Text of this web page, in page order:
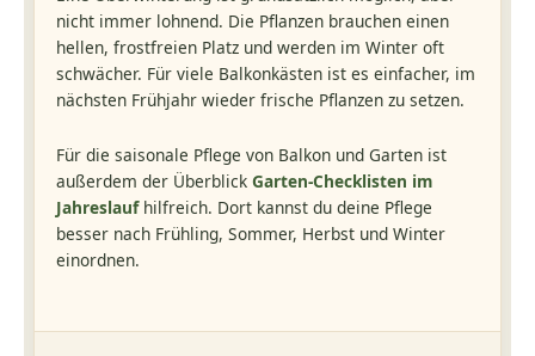
nicht immer lohnend. Die Pflanzen brauchen einen
hellen, frostfreien Platz und werden im Winter oft
schwächer. Für viele Balkonkästen ist es einfacher, im
nächsten Frühjahr wieder frische Pflanzen zu setzen.
Für die saisonale Pflege von Balkon und Garten ist
außerdem der Überblick Garten-Checklisten im
Jahreslaufhilfreich. Dort kannst du deine Pflege
besser nach Frühling, Sommer, Herbst und Winter
einordnen.